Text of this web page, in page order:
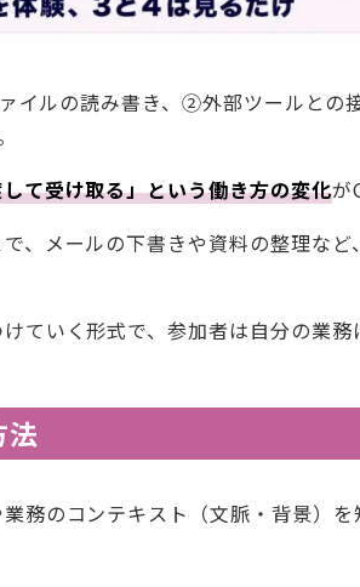
イルの読み書き、②外部ツールと
て受け取る」という働き方の変化が
、メールの下書きや資料の整理な
ていく形式で、参加者は自分の業
務のコンテキスト（文脈・背景）